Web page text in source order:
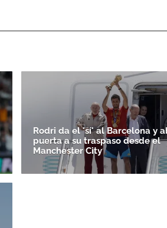
Rodri da el 'sí' al Barcelona y
puerta a su traspaso desde el
Manchester City